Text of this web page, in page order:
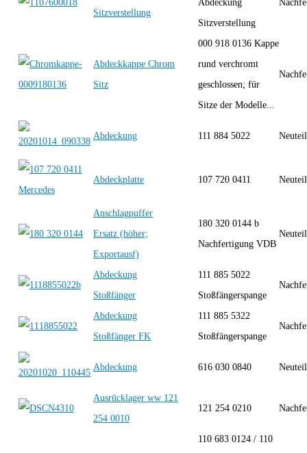
Sitzverstellung
Abdeckung
Sitzverstellung
Abdeckkappe Chrom
Sitz
000 918 0136 Kappe
rund verchromt
geschlossen; für
Sitze der Modelle...
Abdeckung 111 884 5022
Abdeckplatte 107 720 0411
Anschlagpuffer
Ersatz (höher;
Exportausf)
180 320 0144 b
Nachfertigung VDB
Abdeckung
Stoßfänger
111 885 5022
Stoßfängerspange
Abdeckung
Stoßfänger FK
111 885 5322
Stoßfängerspange
Abdeckung 616 030 0840
Ausrücklager ww 121
254 0010
121 254 0210
110 683 0124 / 110